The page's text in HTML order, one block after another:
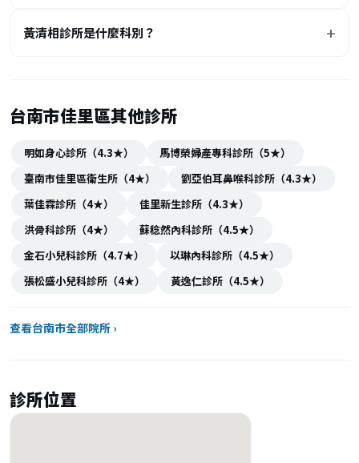
黃清相診所是什麼科別？
台南市佳里區其他診所
明如身心診所（4.3★）
馬博榮婦產專科診所（5★）
臺南市佳里區衛生所（4★）
劉亞伯耳鼻喉科診所（4.3★）
葉佳霖診所（4★）
佳里新生診所（4.3★）
洪骨科診所（4★）
蘇稔然內科診所（4.5★）
金石小兒科診所（4.7★）
以琳內科診所（4.5★）
張松盛小兒科診所（4★）
黃逸仁診所（4.5★）
查看台南市全部院所 ›
診所位置